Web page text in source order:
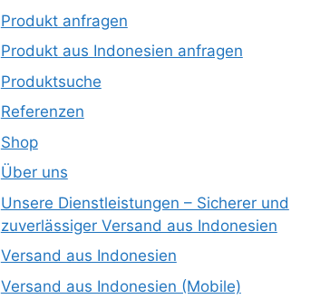
Produkt anfragen
Produkt aus Indonesien anfragen
Produktsuche
Referenzen
Shop
Über uns
Unsere Dienstleistungen – Sicherer und
zuverlässiger Versand aus Indonesien
Versand aus Indonesien
Versand aus Indonesien (Mobile)